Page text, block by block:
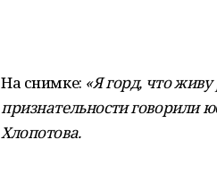
На снимке: «Я горд, что
признательности говорили
Хлопотова.